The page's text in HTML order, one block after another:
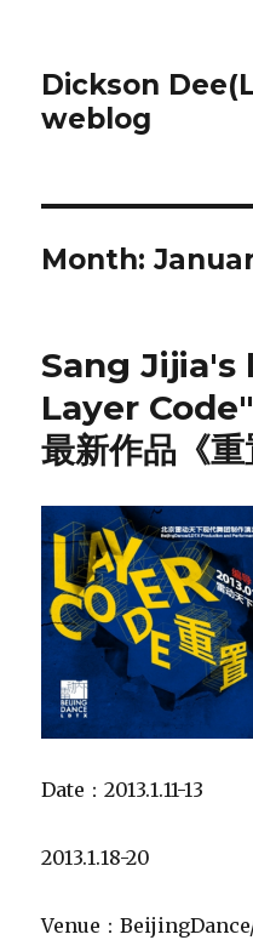
Dickson
weblog
Month:
Sang
Layer
最新作品《重
Date：2013.1.11-13
2013.1.18-20
Venue：